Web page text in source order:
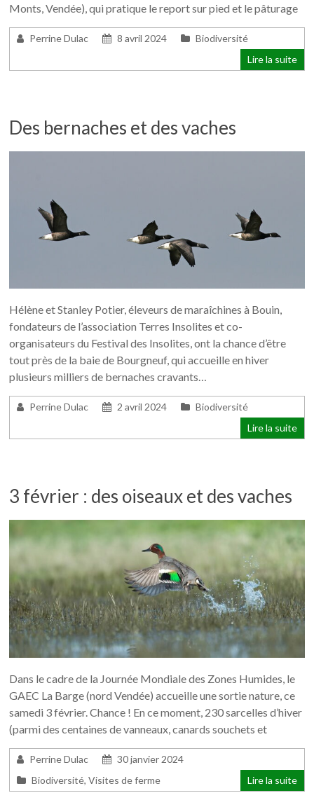
Monts, Vendée), qui pratique le report sur pied et le pâturage
Perrine Dulac 8 avril 2024
Biodiversité
Lire la suite
Des bernaches et des vaches
Hélène et Stanley Potier, éleveurs de maraîchines à Bouin,
fondateurs de l’association Terres Insolites et co-
organisateurs du Festival des Insolites, ont la chance d’être
tout près de la baie de Bourgneuf, qui accueille en hiver
plusieurs milliers de bernaches cravants…
Perrine Dulac 2 avril 2024
Biodiversité
Lire la suite
3 février : des oiseaux et des vaches
Dans le cadre de la Journée Mondiale des Zones Humides, le
GAEC La Barge (nord Vendée) accueille une sortie nature, ce
samedi 3 février. Chance ! En ce moment, 230 sarcelles d’hiver
(parmi des centaines de vanneaux, canards souchets et
Perrine Dulac
30 janvier 2024
Biodiversité,Visites de ferme Lire la suite